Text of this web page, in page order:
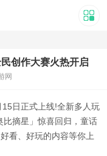
创作大赛火热开启
网
日正式上线!全新多人玩
摘星」惊喜回归，童话
看、好玩的内容等你上